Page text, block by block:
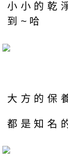
小小的乾
到~哈
大方的保
都是知名